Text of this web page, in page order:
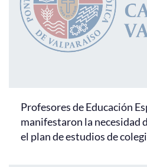
Profesores de Educación
manifestaron la necesidad
el plan de estudios de